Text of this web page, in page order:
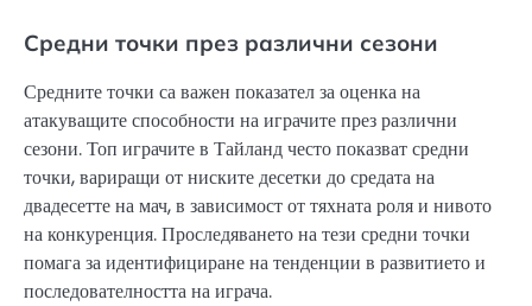
Средни точки през различни сезони
Средните точки са важен показател за оценка на
атакуващите способности на играчите през различни
сезони. Топ играчите в Тайланд често показват средни
точки, вариращи от ниските десетки до средата на
двадесетте на мач, в зависимост от тяхната роля и нивото
на конкуренция. Проследяването на тези средни точки
помага за идентифициране на тенденции в развитието и
последователността на играча.